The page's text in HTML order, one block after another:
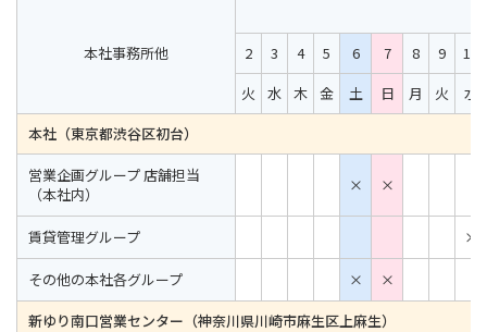
本社事務所他 2 3 4 5 6 7 8 9
10
火
水 木 金 土 日 月 火
水
本社（東京都渋谷区初台）
営業企画グループ 店舗担当
（本社内）
× ×
賃貸管理グループ ×
その他の本社各グループ ×
×
新ゆり南口営業センター（神奈川県川崎市麻生区上麻生）